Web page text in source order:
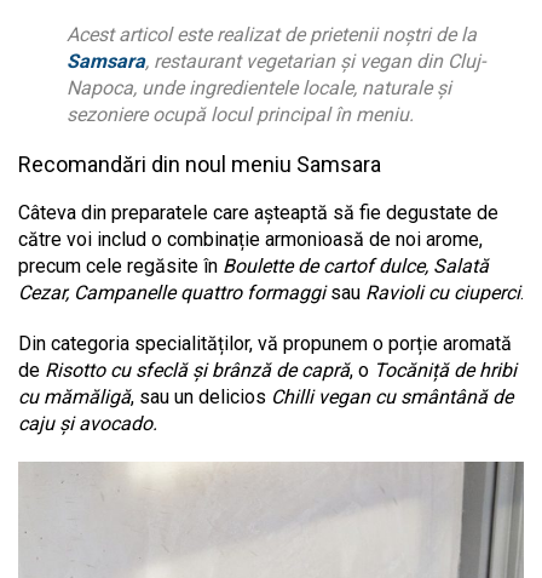
Acest articol este realizat de prietenii noștri de la
Samsara, restaurant vegetarian și vegan din Cluj-
Napoca, unde ingredientele locale, naturale și
sezoniere ocupă locul principal în meniu.
Recomandări din noul meniu Samsara
Câteva din preparatele care așteaptă să fie degustate de
către voi includ o combinație armonioasă de noi arome,
precum cele regăsite în Boulette de cartof dulce, Salată
Cezar, Campanelle quattro formaggisau Ravioli cu ciuperci.
Din categoria specialităților, vă propunem o porție aromată
de Risotto cu sfeclă și brânză de capră, o Tocăniță de hribi
cu mămăligă, sau un delicios Chilli vegan cu smântână de
caju și avocado.